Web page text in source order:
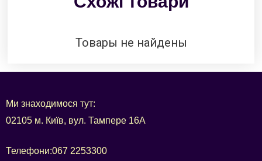
Товары не найдены
Ми знаходимося тут:
02105 м. Київ, вул. Тампере 16А
Телефони:067 2253300